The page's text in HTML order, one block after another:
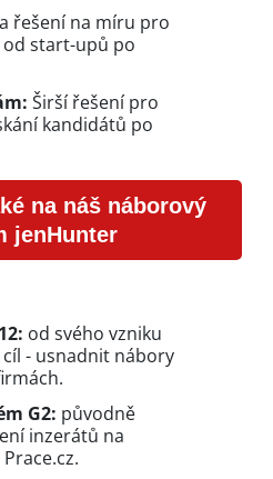
řešení na míru pro
start-upů po
Širší řešení pro
kandidátů po
na náš náborový
jenHunter
od svého vzniku
- usnadnit nábory
G2: původně
inzerátů na